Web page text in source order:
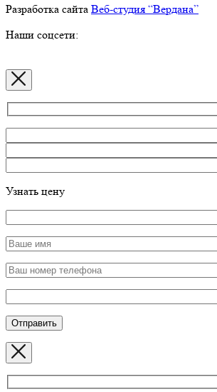
Разработка сайта Веб-студия “Вердана”
Наши соцсети:
Узнать цену